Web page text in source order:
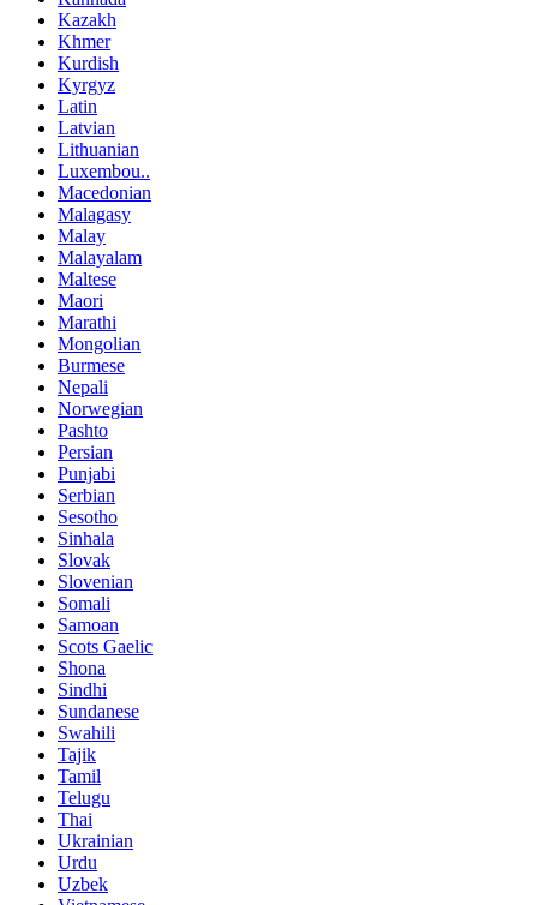
Kazakh
Khmer
Kurdish
Kyrgyz
Latin
Latvian
Lithuanian
Luxembou..
Macedonian
Malagasy
Malay
Malayalam
Maltese
Maori
Marathi
Mongolian
Burmese
Nepali
Norwegian
Pashto
Persian
Punjabi
Serbian
Sesotho
Sinhala
Slovak
Slovenian
Somali
Samoan
Scots Gaelic
Shona
Sindhi
Sundanese
Swahili
Tajik
Tamil
Telugu
Thai
Ukrainian
Urdu
Uzbek